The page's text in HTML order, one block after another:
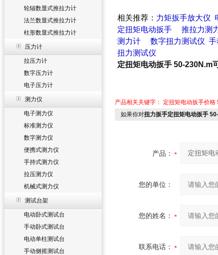
轮辐数显式推拉力计
法兰数显式推拉力计
柱形数显式推拉力计
压力计
拉压力计
数字压力计
电子压力计
测力仪
电子测力仪
标准测力仪
数字测力仪
便携式测力仪
手持式测力仪
拉压测力仪
机械式测力仪
测试台架
电动卧式测试台
手动卧式测试台
电动单柱测试台
手动侧摇测试台
相关推荐： 力矩扳手放大仪
定扭矩电动扳手
推拉力测
测力计
数字扭力测试仪 手
扭力测试仪
定扭矩电动扳手 50-230N.m
产品相关关键字： 定扭矩电动扳手价格
如果你对扭力扳手定扭矩电动扳手
产品：
您的单位：
您的姓名：
联系电话：